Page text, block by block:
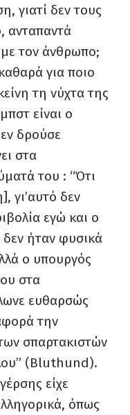
γιατί δεν τους
ανταπαντά
με τον άνθρωπο;
για ποιο
τη νύχτα της
είναι ο
δρούσε
στα
του : “Ότι
γι’αυτό δεν
εγώ και ο
ήταν φυσικά
ο υπουργός
στα
ευθαρσώς
την
σπαρτακιστών
(Bluthund).
είχε
όπως